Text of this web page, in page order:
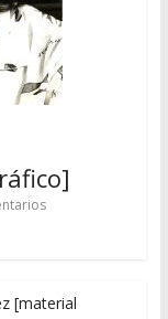
[material